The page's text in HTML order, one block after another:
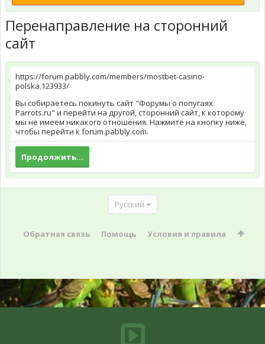
Перенаправление на сторонний
сайт
https://forum.pabbly.com/members/mostbet-casino-
polska.123933/
Вы собираетесь покинуть сайт "Форумы о попугаях
Parrots.ru" и перейти на другой, сторонний сайт, к которому
мы не имеем никакого отношения. Нажмите на кнопку ниже,
чтобы перейти к forum.pabbly.com.
Продолжить...
Русский
Обратная связь Помощь Условия и правила